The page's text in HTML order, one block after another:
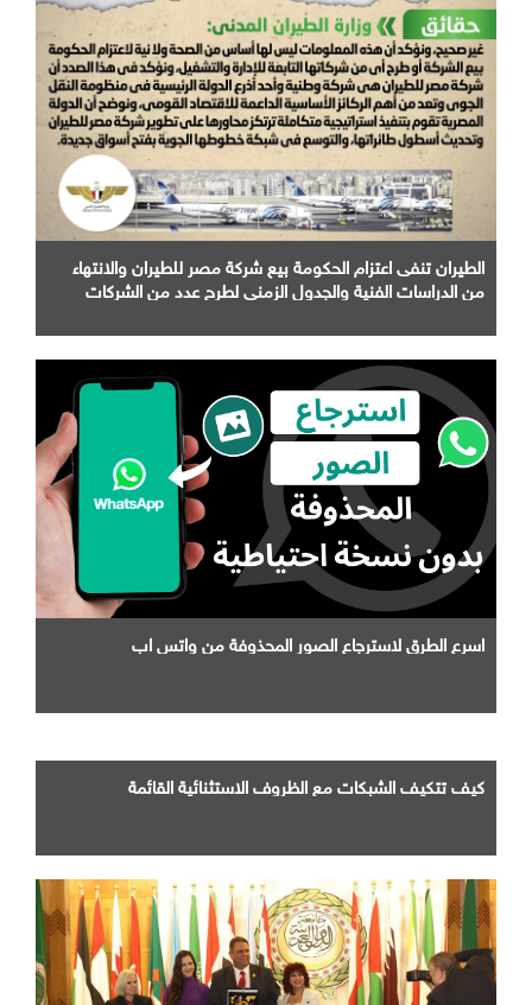
الطيران تنفى اعتزام الحكومة بيع شركة مصر للطيران والانتهاء
من الدراسات الفنية والجدول الزمني لطرح عدد من الشركات
اسرع الطرق لاسترجاع الصور المحذوفة من واتس اب
كيف تتكيف الشبكات مع الظروف الاستثنائية القائمة